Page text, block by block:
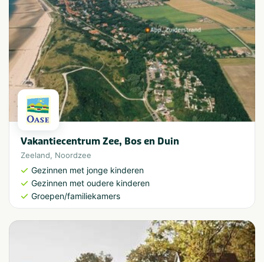
Vakantiecentrum Zee, Bos en Duin
Zeeland, Noordzee
Gezinnen met jonge kinderen
Gezinnen met oudere kinderen
Groepen/familiekamers